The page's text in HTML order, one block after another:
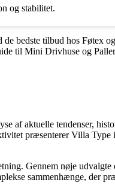
og stabilitet.
bedste tilbud hos Føtex
til Mini Drivhuse og
af aktuelle tendenser,
præsenterer Villa Type
Gennem nøje udvalgte
sammenhænge, der